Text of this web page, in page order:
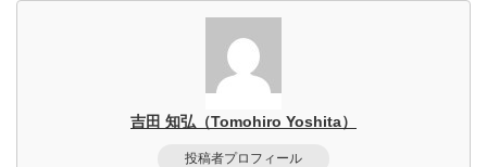
吉田 知弘（Tomohiro Yoshita）
投稿者プロフィール